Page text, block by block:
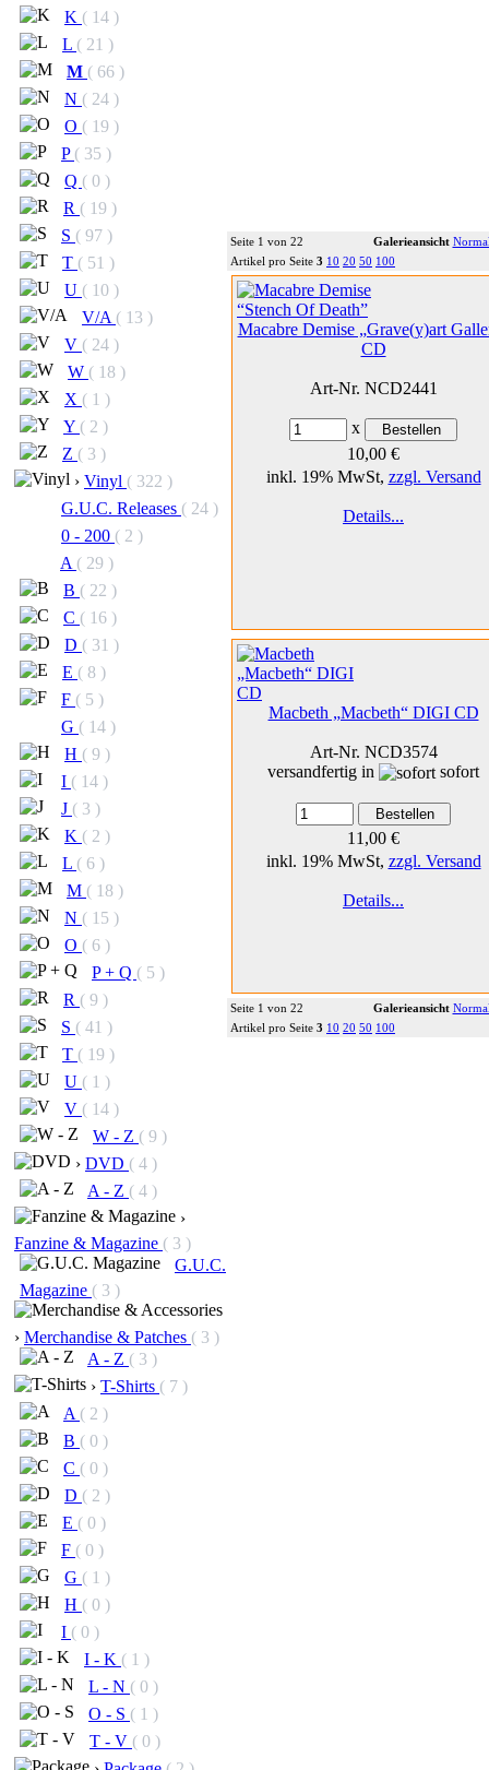
K ( 14 )
L ( 21 )
M ( 66 )
N ( 24 )
O ( 19 )
P ( 35 )
Q ( 0 )
R ( 19 )
S ( 97 )
T ( 51 )
U ( 10 )
V/A ( 13 )
V ( 24 )
W ( 18 )
X ( 1 )
Y ( 2 )
Z ( 3 )
› Vinyl ( 322 )
G.U.C. Releases ( 24 )
0 - 200 ( 2 )
A ( 29 )
B ( 22 )
C ( 16 )
D ( 31 )
E ( 8 )
F ( 5 )
G ( 14 )
H ( 9 )
I ( 14 )
J ( 3 )
K ( 2 )
L ( 6 )
M ( 18 )
N ( 15 )
O ( 6 )
P + Q ( 5 )
R ( 9 )
S ( 41 )
T ( 19 )
U ( 1 )
V ( 14 )
W - Z ( 9 )
› DVD ( 4 )
A - Z ( 4 )
›
Fanzine & Magazine ( 3 )
G.U.C.
Magazine ( 3 )
› Merchandise & Patches ( 3 )
A - Z ( 3 )
› T-Shirts ( 7 )
A ( 2 )
B ( 0 )
C ( 0 )
D ( 2 )
E ( 0 )
F ( 0 )
G ( 1 )
H ( 0 )
I ( 0 )
I - K ( 1 )
L - N ( 0 )
O - S ( 1 )
T - V ( 0 )
Seite 1 von 22 Galerieansicht
Artikel pro Seite 3 10 20 50 100
Macabre Demise „Grave(y)art
CD
Art-Nr. NCD2441
x
10,00 €
inkl. 19% MwSt, zzgl. Versand
Details...
Macbeth „Macbeth“ DIGI CD
Art-Nr. NCD3574
versandfertig in
sofort
11,00 €
inkl. 19% MwSt, zzgl. Versand
Details...
Seite 1 von 22 Galerieansicht
Artikel pro Seite 3 10 20 50 100